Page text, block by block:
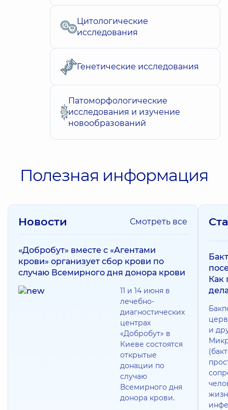
Цитологические
исследования
Генетические исследования
Патоморфологические
исследования и изучение
новообразований
Полезная информация
Новости Смотреть все
«Добробут» вместе с «Агентами
крови» организует сбор крови по
случаю Всемирного дня донора крови
11 и 14 июня в
лечебно-
диагностических
центрах
«Добробут» в
Киеве состоятся
открытые
донации по
случаю
Всемирного дня
донора крови.
Как
и